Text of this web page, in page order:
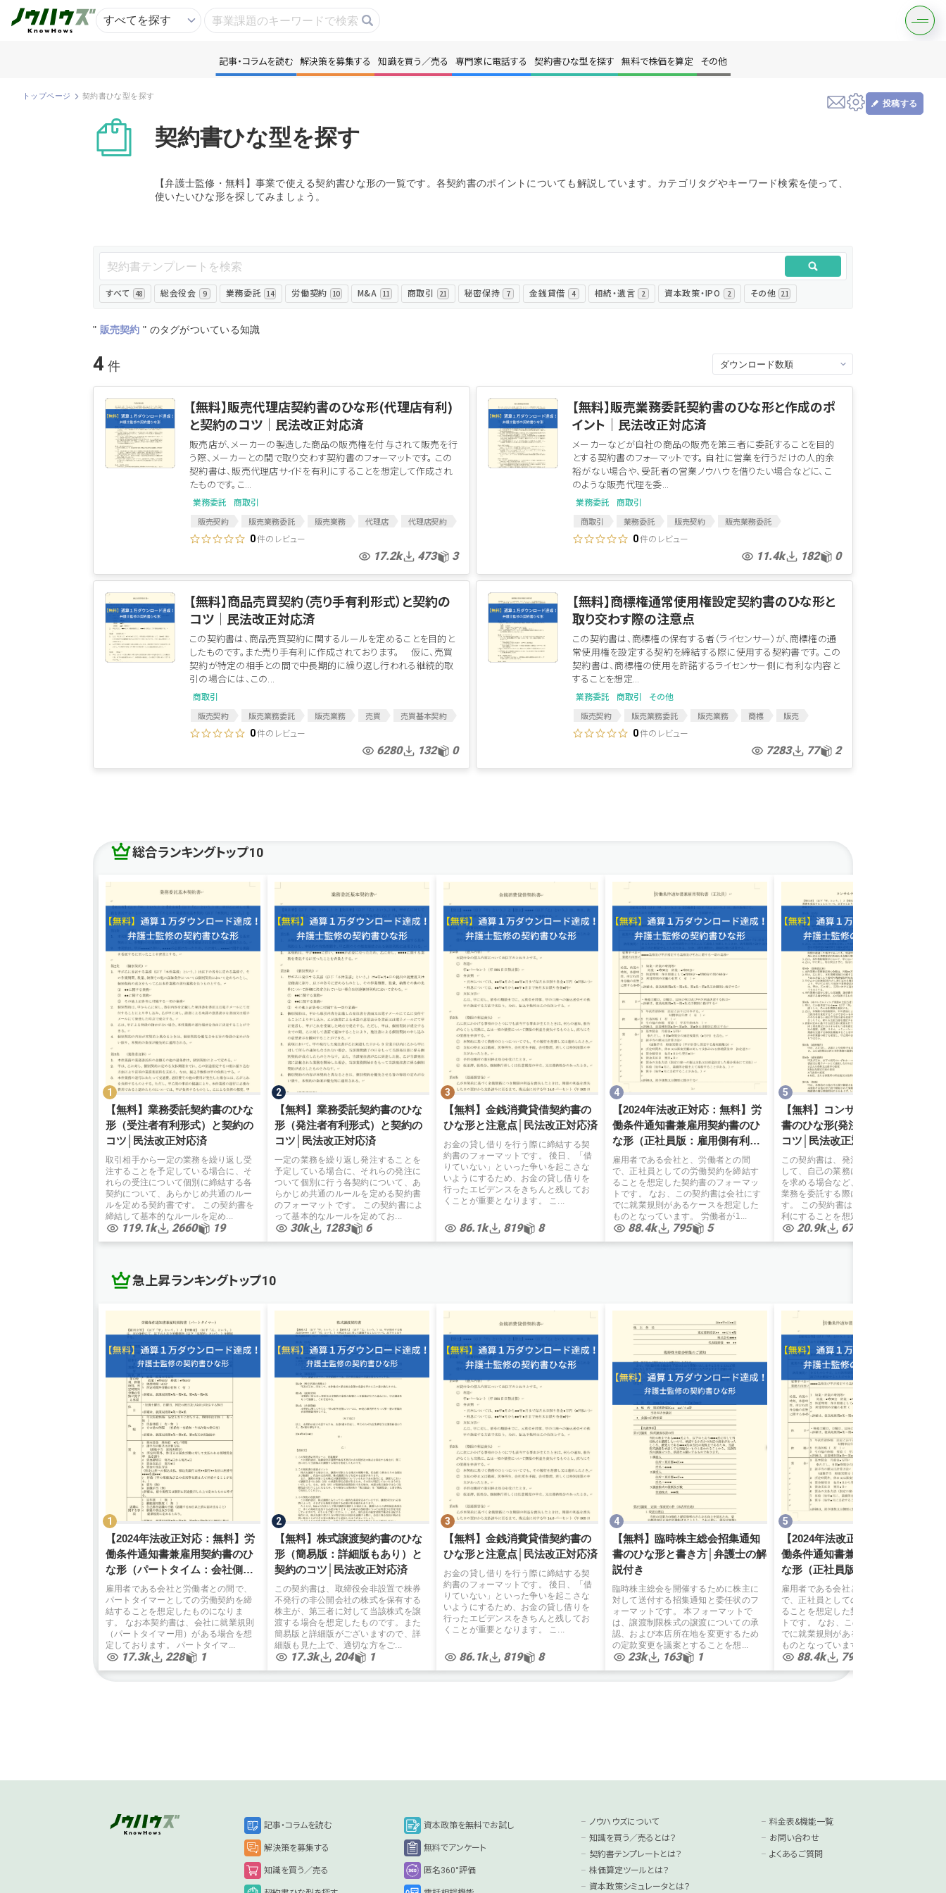
知識を買う／売る
匿名360°評価 ちょこっと相談とは？
新規会員登録
記事・コラムを読む 解決策を募集する 知識を買う／売る 専門家に電話する 契約書ひな型を探す 無料で株価を算定 その他
トップページ 契約書ひな型を探す
投稿する
契約書ひな型を探す
【弁護士監修・無料】事業で使える契約書ひな形の一覧です。各契約書のポイントについても解説しています。カテゴリタグやキーワード検索を使って、
使いたいひな形を探してみましょう。
すべて 48 総会役会 9 業務委託 14 労働契約 10 M&A 11 商取引 21 秘密保持 7 金銭貸借 4 相続・遺言 2 資本政策・IPO 2 その他 21
" 販売契約 " のタグがついている知識
4
【無料】販売代理店契約書のひな形(代理店有利)
と契約のコツ│民法改正対応済
販売店が、メーカーの製造した商品の販売権を付与されて販売を行
う際、メーカーとの間で取り交わす契約書のフォーマットです。 この
契約書は、販売代理店サイドを有利にすることを想定して作成され
たものです。こ...
業務委託 商取引
販売契約 販売業務委託 販売業務 代理店
代理店契約
販売
代理店契約書 販売代理店契約書
0件のレビュー
17.2k 473 3
【無料】販売業務委託契約書のひな形と作成のポ
イント│民法改正対応済
メーカーなどが自社の商品の販売を第三者に委託することを目的
とする契約書のフォーマットです。 自社に営業を行うだけの人的余
裕がない場合や、受託者の営業ノウハウを借りたい場合などに、こ
のような販売代理を委...
業務委託 商取引
商取引 業務委託 販売契約
販売業務委託
業務委託契約書
販売業務
0件のレビュー
11.4k 182 0
【無料】商品売買契約（売り手有利形式）と契約の
コツ│民法改正対応済
この契約書は、商品売買契約に関するルールを定めることを目的と
したものです。また売り手有利に作成されております。 仮に、売買
契約が特定の相手との間で中長期的に繰り返し行われる継続的取
引の場合には、この...
商取引
販売契約 販売業務委託 販売業務 売買
売買基本契約
販売
売買契約 商品販売
0件のレビュー
6280 132 0
【無料】商標権通常使用権設定契約書のひな形と
取り交わす際の注意点
この契約書は、商標権の保有する者（ライセンサー）が、商標権の通
常使用権を設定する契約を締結する際に使用する契約書です。 この
契約書は、商標権の使用を許諾するライセンサー側に有利な内容と
することを想定...
業務委託 商取引 その他
販売契約 販売業務委託 販売業務 商標
販売
販売代理店契約書
独占販売
フランチャイズ契約
0件のレビュー
7283 77 2
総合ランキングトップ10
【無料】業務委託契約書のひな
形（受注者有利形式）と契約の
コツ│民法改正対応済
取引相手から一定の業務を繰り返し受
注することを予定している場合に、そ
れらの受注について個別に締結する各
契約について、あらかじめ共通のルー
ルを定める契約書です。 この契約書を
締結して基本的なルールを定め...
119.1k 2660 19
【無料】業務委託契約書のひな
形（発注者有利形式）と契約の
コツ│民法改正対応済
一定の業務を繰り返し発注することを
予定している場合に、それらの発注に
ついて個別に行う各契約について、あ
らかじめ共通のルールを定める契約書
のフォーマットです。 この契約書によ
って基本的なルールを定めてお...
30k 1283 6
【無料】金銭消費貸借契約書の
ひな形と注意点│民法改正対応済
お金の貸し借りを行う際に締結する契
約書のフォーマットです。 後日、「借
りていない」といった争いを起こさな
いようにするため、お金の貸し借りを
行ったエビデンスをきちんと残してお
くことが重要となります。 こ...
86.1k 819 8
【2024年法改正対応：無料】労
働条件通知書兼雇用契約書のひ
な形（正社員版：雇用側有利）
弁護士監修
雇用者である会社と、労働者との間
で、正社員としての労働契約を締結す
ることを想定した契約書のフォーマッ
トです。 なお、この契約書は会社にす
でに就業規則があるケースを想定した
ものとなっています。 労働者が1...
88.4k 795 5
【無料】コンサルティング契約
書のひな形(発注者有利)と契約の
コツ│民法改正対応済
この契約書は、発注者が、受注者に対
して、自己の業務に関する指導、助言
を求める場合など、コンサルティング
業務を委託する際に使用する契約書で
す。 この契約書は、業務の発注側を有
利にすることを想定して作成...
20.9k 673
急上昇ランキングトップ10
【2024年法改正対応：無料】労
働条件通知書兼雇用契約書のひ
な形（パートタイム：会社側有
利）弁護士監修
雇用者である会社と労働者との間で、
パートタイマーとしての労働契約を締
結することを想定したものになりま
す。 なお本契約書は、会社に就業規則
（パートタイマー用）がある場合を想
定しております。 パートタイマ...
17.3k 228 1
【無料】株式譲渡契約書のひな
形（簡易版：詳細版もあり）と
契約のコツ│民法改正対応済
この契約書は、取締役会非設置で株券
不発行の非公開会社の株式を保有する
株主が、第三者に対して当該株式を譲
渡する場合を想定したものです。また
簡易版と詳細版がございますので、詳
細版も見た上で、適切な方をご...
17.3k 204 1
【無料】金銭消費貸借契約書の
ひな形と注意点│民法改正対応済
お金の貸し借りを行う際に締結する契
約書のフォーマットです。 後日、「借
りていない」といった争いを起こさな
いようにするため、お金の貸し借りを
行ったエビデンスをきちんと残してお
くことが重要となります。 こ...
86.1k 819 8
【無料】臨時株主総会招集通知
書のひな形と書き方│弁護士の解
説付き
臨時株主総会を開催するために株主に
対して送付する招集通知と委任状のフ
ォーマットです。 本フォーマットで
は、譲渡制限株式の譲渡についての承
認、および本店所在地を変更するため
の定款変更を議案とすることを想...
23k 163 1
【2024年法改正対応：無料】労
働条件通知書兼雇用契約書のひ
な形（正社員版：雇用側有利）
弁護士監修
雇用者である会社と、労働者との間
で、正社員としての労働契約を締結す
ることを想定した契約書のフォーマッ
トです。 なお、この契約書は会社にす
でに就業規則があるケースを想定した
ものとなっています。 労働者が1...
88.4k 795
記事・コラムを読む
解決策を募集する
知識を買う／売る
資本政策を無料でお試し
無料でアンケート
匿名360°評価
ノウハウズについて
知識を買う／売るとは？
契約書テンプレートとは？
株価算定ツールとは？
資本政策シミュレータとは？
料金表&機能一覧
お問い合わせ
よくあるご質問